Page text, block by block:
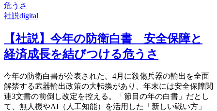
危うさ
社説digital
【社説】今年の防衛白書 安全保障と
経済成長を結びつける危うさ
今年の防衛白書が公表された。4月に殺傷兵器の輸出を全面
解禁する武器輸出政策の大転換があり、年末には安全保障関
連3文書の前倒し改定を控える。「節目の年の白書」だとし
て、無人機やAI（人工知能）を活用した「新しい戦い方」